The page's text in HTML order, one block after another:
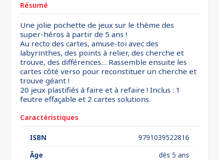
Résumé
Une jolie pochette de jeux sur le thème des
super-héros à partir de 5 ans !
Au recto des cartes, amuse-toi avec des
labyrinthes, des points à relier, des cherche et
trouve, des différences… Rassemble ensuite les
cartes côté verso pour reconstituer un cherche et
trouve géant !
20 jeux plastifiés à faire et à refaire ! Inclus : 1
feutre effaçable et 2 cartes solutions.
Caractéristiques
ISBN
9791039522816
Âge
dès 5 ans